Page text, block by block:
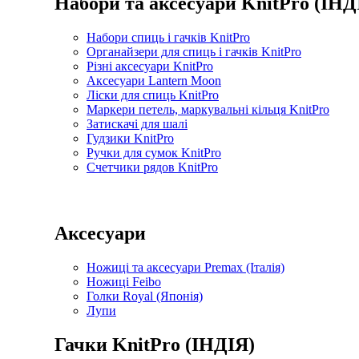
Набори спиць і гачків KnitPro
Органайзери для спиць і гачків KnitPro
Різні аксесуари KnitPro
Аксесуари Lantern Moon
Ліски для спиць KnitPro
Маркери петель, маркувальні кільця KnitPro
Затискачі для шалі
Гудзики KnitPro
Ручки для сумок KnitPro
Счетчики рядов KnitPro
Аксесуари
Ножиці та аксесуари Premax (Італія)
Ножиці Feibo
Голки Royal (Японія)
Лупи
Гачки KnitPro (ІНДІЯ)